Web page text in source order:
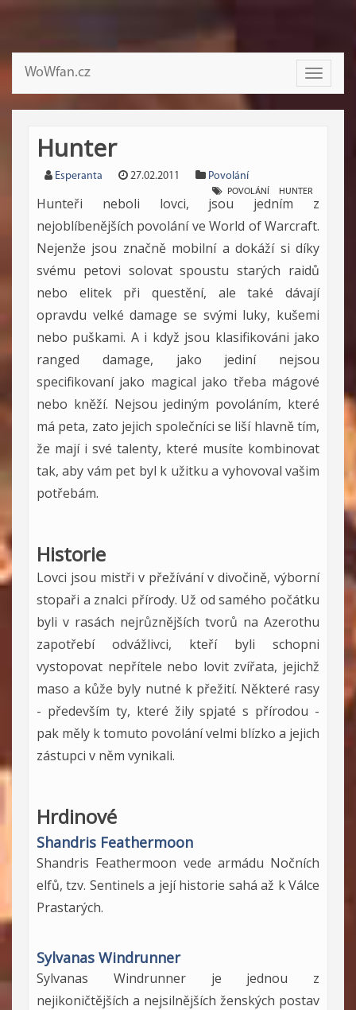
Toggle
WoWfan.cz
Hunter
Esperanta 27.02.2011 Povolání
POVOLÁNÍ HUNTER
Hunteři neboli lovci, jsou jedním z
nejoblíbenějších povolání ve World of Warcraft.
Nejenže jsou značně mobilní a dokáží si díky
svému petovi solovat spoustu starých raidů
nebo elitek při questění, ale také dávají
opravdu velké damage se svými luky, kušemi
nebo puškami. A i když jsou klasifikováni jako
ranged damage, jako jediní nejsou
specifikovaní jako magical jako třeba mágové
nebo kněží. Nejsou jediným povoláním, které
má peta, zato jejich společníci se liší hlavně tím,
že mají i své talenty, které musíte kombinovat
tak, aby vám pet byl k užitku a vyhovoval vašim
potřebám.
Historie
Lovci jsou mistři v přežívání v divočině, výborní
stopaři a znalci přírody. Už od samého počátku
byli v rasách nejrůznějších tvorů na Azerothu
zapotřebí odvážlivci, kteří byli schopni
vystopovat nepřítele nebo lovit zvířata, jejichž
maso a kůže byly nutné k přežití. Některé rasy
- především ty, které žily spjaté s přírodou -
pak měly k tomuto povolání velmi blízko a jejich
zástupci v něm vynikali.
Hrdinové
Shandris Feathermoon
Shandris Feathermoon vede armádu Nočních
elfů, tzv. Sentinels a její historie sahá až k Válce
Prastarých.
Sylvanas Windrunner
Sylvanas Windrunner je jednou z
nejikoničtějších a nejsilnějších ženských postav